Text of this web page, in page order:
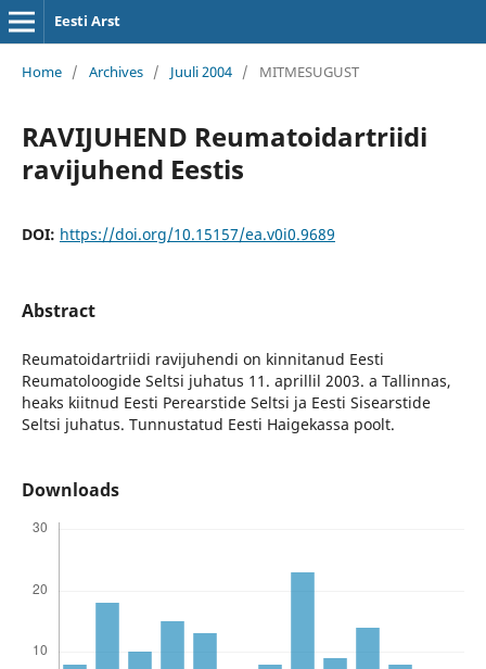
Eesti Arst
Home / Archives / Juuli 2004 / MITMESUGUST
RAVIJUHEND Reumatoidartriidi
ravijuhend Eestis
DOI: https://doi.org/10.15157/ea.v0i0.9689
Abstract
Reumatoidartriidi ravijuhendi on kinnitanud Eesti
Reumatoloogide Seltsi juhatus 11. aprillil 2003. a Tallinnas,
heaks kiitnud Eesti Perearstide Seltsi ja Eesti Sisearstide
Seltsi juhatus. Tunnustatud Eesti Haigekassa poolt.
Downloads